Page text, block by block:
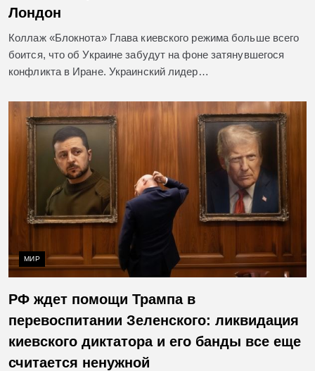
Лондон
Коллаж «Блокнота» Глава киевского режима больше всего
боится, что об Украине забудут на фоне затянувшегося
конфликта в Иране. Украинский лидер…
МИР
РФ ждет помощи Трампа в
перевоспитании Зеленского: ликвидация
киевского диктатора и его банды все еще
считается ненужной